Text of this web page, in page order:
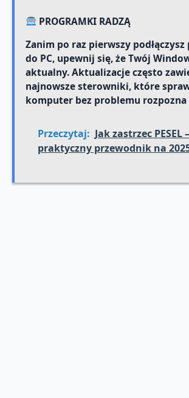
PROGRAMKI RADZĄ
Zanim po raz pierwszy podłączysz
do PC, upewnij się, że Twój
aktualny. Aktualizacje często
najnowsze sterowniki, które
komputer bez problemu
Przeczytaj: Jak zastrzec PESEL –
praktyczny przewodnik na